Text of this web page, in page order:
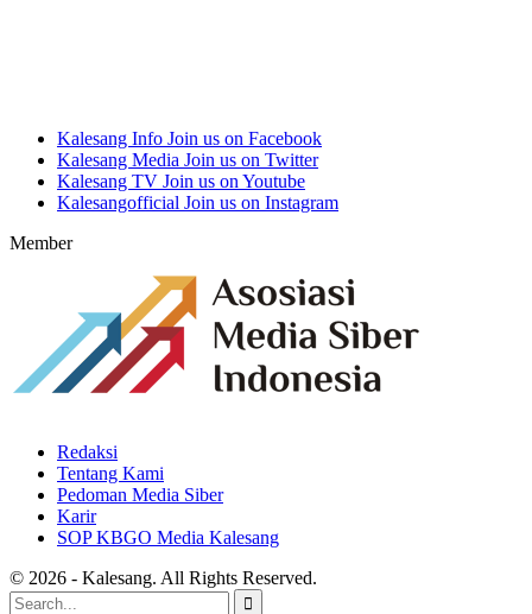
Kalesang Info Join us on Facebook
Kalesang Media Join us on Twitter
Kalesang TV Join us on Youtube
Kalesangofficial Join us on Instagram
Member
Redaksi
Tentang Kami
Pedoman Media Siber
Karir
SOP KBGO Media Kalesang
© 2026 - Kalesang. All Rights Reserved.